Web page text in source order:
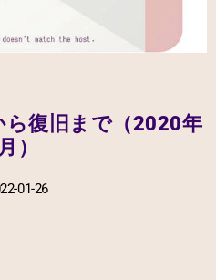
ら復旧まで（2020年
）
01-26